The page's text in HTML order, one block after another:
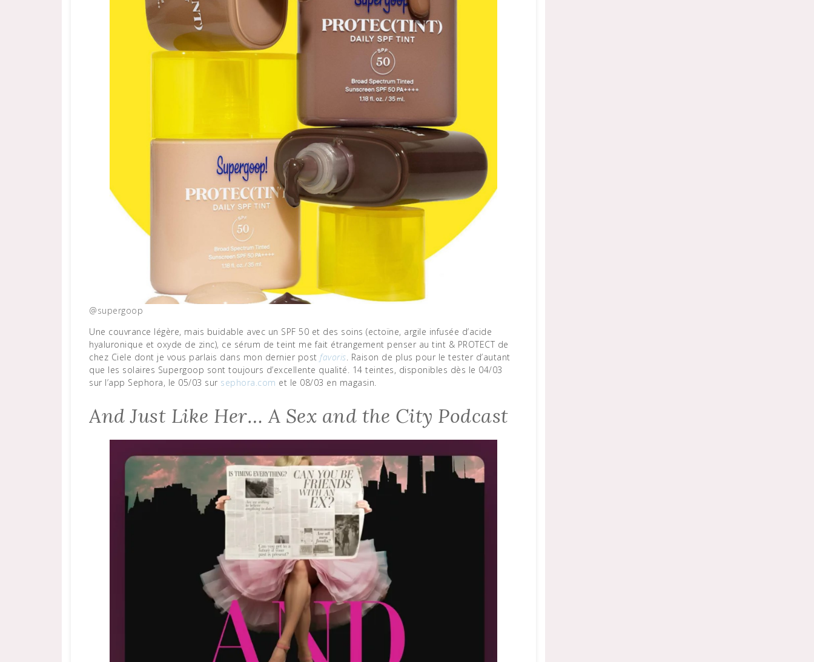
@supergoop
Une couvrance légère, mais buidable avec un SPF 50 et des soins (ectoïne, argile infusée d’acide
hyaluronique et oxyde de zinc), ce sérum de teint me fait étrangement penser au tint & PROTECT de
chez Ciele dont je vous parlais dans mon dernier post favoris . Raison de plus pour le tester d’autant
que les solaires Supergoop sont toujours d’excellente qualité. 14 teintes, disponibles dès le 04/03
sur l’app Sephora, le 05/03 sur sephora.com et le 08/03 en magasin.
And Just Like Her… A Sex and the City Podcast